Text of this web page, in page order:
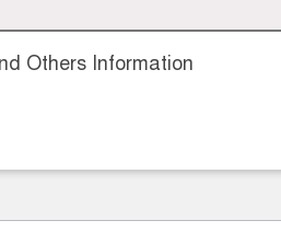
Others Information